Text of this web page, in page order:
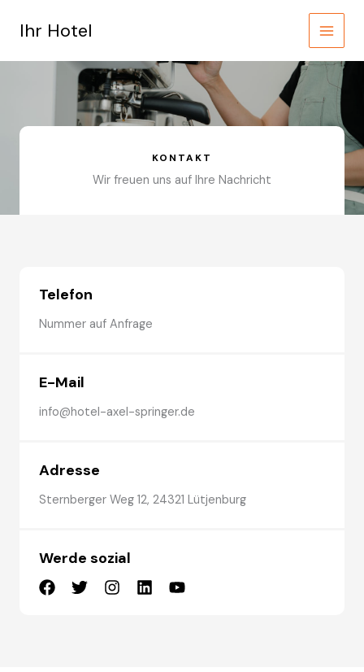
Inhalt
springenIhr Hotel
KONTAKT
Wir freuen uns auf Ihre Nachricht
Telefon
Nummer auf Anfrage
E-Mail
info@hotel-axel-springer.de
Adresse
Sternberger Weg 12, 24321 Lütjenburg
Werde sozial